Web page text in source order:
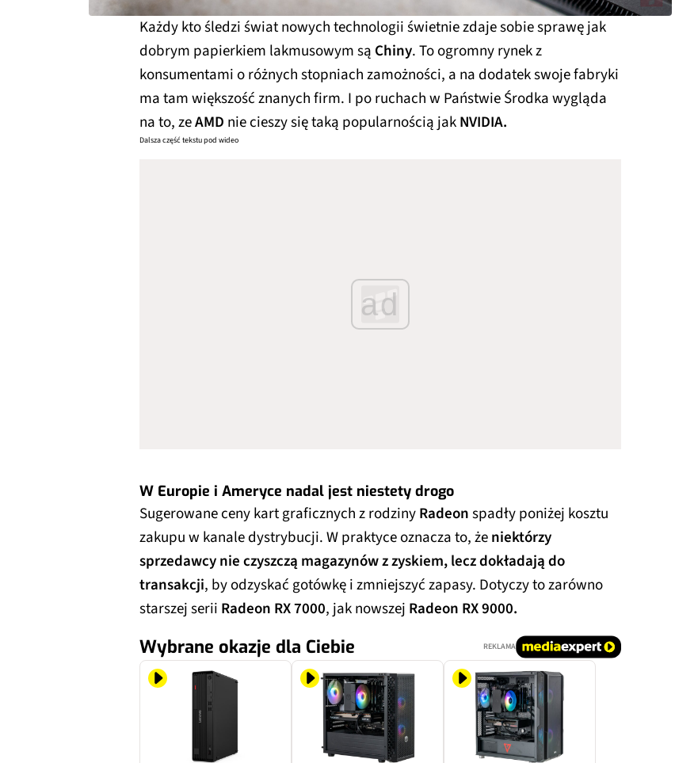
Każdy kto śledzi świat nowych technologii świetnie zdaje sobie sprawę jak
dobrym papierkiem lakmusowym są Chiny. To ogromny rynek z
konsumentami o różnych stopniach zamożności, a na dodatek swoje fabryki
ma tam większość znanych firm. I po ruchach w Państwie Środka wygląda
na to, zeAMD nie cieszy się taką popularnością jakNVIDIA.
Dalsza część tekstu pod wideo
ad
W Europie i Ameryce nadal jest niestety drogo
Sugerowane ceny kart graficznych z rodzinyRadeonspadły poniżej kosztu
zakupu w kanale dystrybucji. W praktyce oznacza to, żeniektórzy
sprzedawcy nie czyszczą magazynów z zyskiem, lecz dokładają do
transakcji, by odzyskać gotówkę i zmniejszyć zapasy. Dotyczy to zarówno
starszej serii Radeon RX 7000, jak nowszej Radeon RX 9000.
Wybrane okazje dla Ciebie REKLAMA